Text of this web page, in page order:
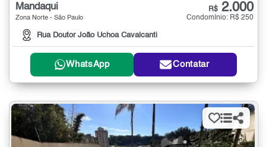
Mandaqui
Zona Norte - São Paulo
Rua Doutor João Uchoa Cavalcanti
R$ 2.000
Condomínio: R$ 250
WhatsApp Contatar